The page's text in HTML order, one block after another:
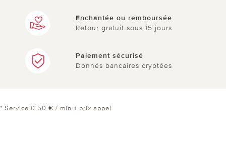
Enchantée ou remboursée
Retour gratuit sous 15 jours
Paiement sécurisé
Donnés bancaires cryptées
* Service 0,50 € / min + prix appel